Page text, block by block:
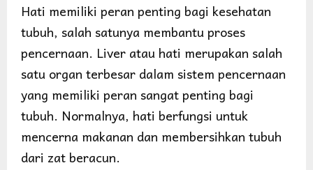
Hati memiliki peran penting bagi kesehatan
tubuh, salah satunya membantu proses
pencernaan. Liver atau hati merupakan salah
satu organ terbesar dalam sistem pencernaan
yang memiliki peran sangat penting bagi
tubuh. Normalnya, hati berfungsi untuk
mencerna makanan dan membersihkan tubuh
dari zat beracun.